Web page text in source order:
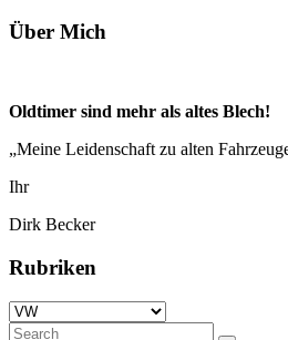
Über Mich
Oldtimer sind mehr als altes Blech!
„Meine Leidenschaft zu alten
Ihr
Dirk Becker
Rubriken
Rubriken
Search